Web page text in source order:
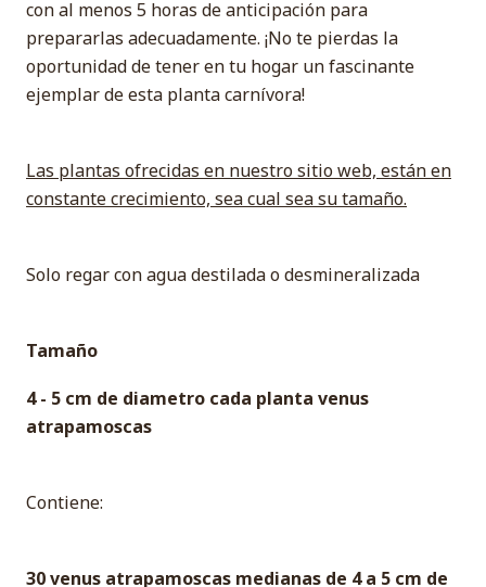
con al menos 5 horas de anticipación para
prepararlas adecuadamente. ¡No te pierdas la
oportunidad de tener en tu hogar un fascinante
ejemplar de esta planta carnívora!
Las plantas ofrecidas en nuestro sitio web, están en
constante crecimiento, sea cual sea su tamaño.
Solo regar con agua destilada o desmineralizada
Tamaño
4 - 5 cm de diametro cada planta venus
atrapamoscas
Contiene:
30 venus atrapamoscas medianas de 4 a 5 cm de